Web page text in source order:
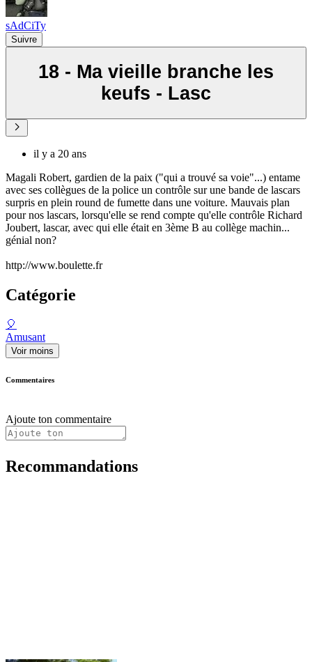
sAdCiTy
Suivre
18 - Ma vieille branche les
keufs - Lasc
il y a 20 ans
Magali Robert, gardien de la paix ("qui a trouvé sa voie"...) entame
avec ses collègues de la police un contrôle sur une bande de lascars
surpris en plein round de fumette dans une voiture. Mauvais plan
pour nos lascars, lorsqu'elle se rend compte qu'elle contrôle Richard
Joubert, lascar, avec qui elle était en 3ème B au collège machin...
génial non?
http://www.boulette.fr
Catégorie
🎈
Amusant
Voir moins
Commentaires
Ajoute ton commentaire
Recommandations